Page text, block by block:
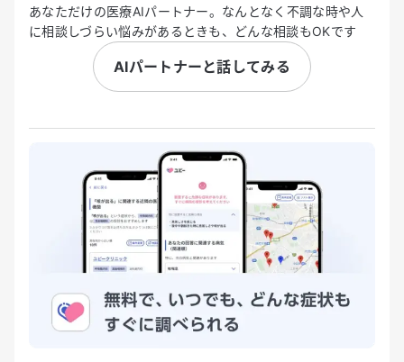
あなただけの医療AIパートナー。なんとなく不調な時や人
に相談しづらい悩みがあるときも、どんな相談もOKです
AIパートナーと話してみる